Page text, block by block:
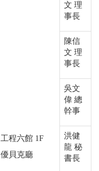
工程六館 1F
優貝克廳
文 理
事長
陳信
文 理
事長
吳文
偉 總
幹事
洪健
龍 秘
書長